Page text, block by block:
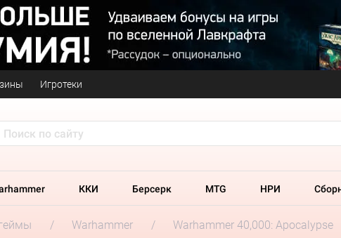
Игротеки
ККИ Берсерк MTG НРИ
Warhammer Warhammer 40,000: Apocalypse